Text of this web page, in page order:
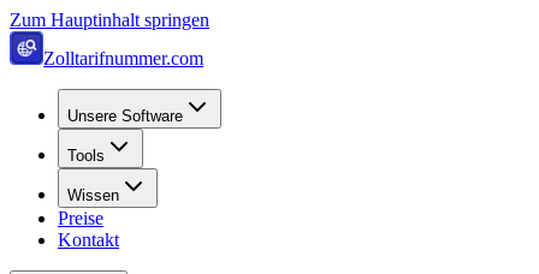
Zum Hauptinhalt springen
Zolltarifnummer.com
Unsere Software
Tools
Wissen
Preise
Kontakt